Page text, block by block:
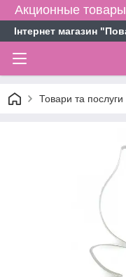
Акционные товары
Інтернет магазин
Товари та послуги